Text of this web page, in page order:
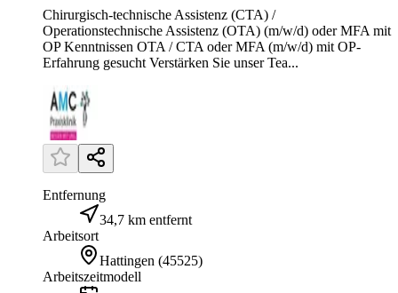
Chirurgisch-technische Assistenz (CTA) /
Operationstechnische Assistenz (OTA) (m/w/d) oder MFA mit
OP Kenntnissen OTA / CTA oder MFA (m/w/d) mit OP-
Erfahrung gesucht Verstärken Sie unser Tea...
Entfernung
34,7 km entfernt
Arbeitsort
Hattingen (45525)
Arbeitszeitmodell